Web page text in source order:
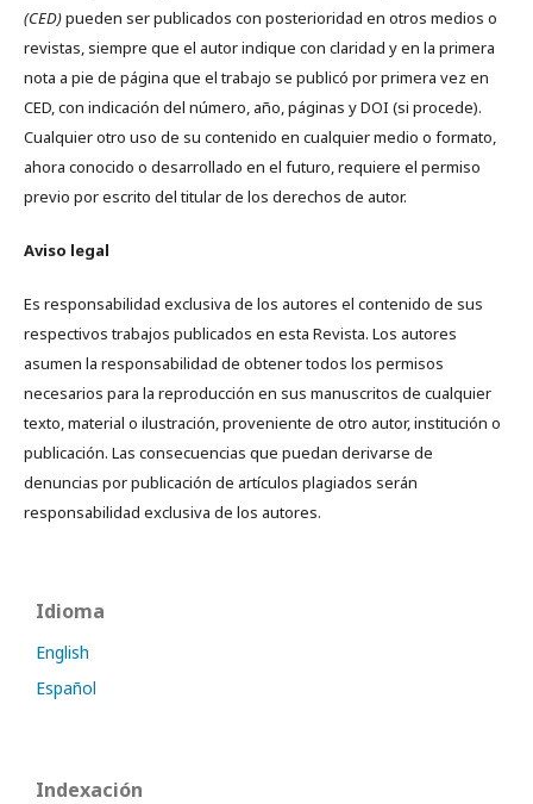
(CED)pueden ser publicados con posterioridad en otros medios o
revistas, siempre que el autor indique con claridad y en la primera
nota a pie de página que el trabajo se publicó por primera vez en
CED, con indicación del número, año, páginas y DOI (si procede).
Cualquier otro uso de su contenido en cualquier medio o formato,
ahora conocido o desarrollado en el futuro, requiere el permiso
previo por escrito del titular de los derechos de autor.
Aviso legal
Es responsabilidad exclusiva de los autores el contenido de sus
respectivos trabajos publicados en esta Revista. Los autores
asumen la responsabilidad de obtener todos los permisos
necesarios para la reproducción en sus manuscritos de cualquier
texto, material o ilustración, proveniente de otro autor, institución o
publicación. Las consecuencias que puedan derivarse de
denuncias por publicación de artículos plagiados serán
responsabilidad exclusiva de los autores.
Idioma
English
Español
Indexación